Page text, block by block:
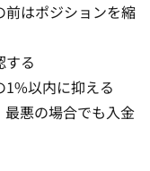
はポジションを縮
する
以内に抑える
悪の場合でも入金